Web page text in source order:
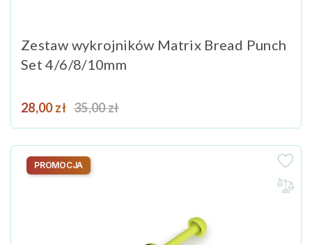
Zestaw wykrojników Matrix Bread Punch
Set 4/6/8/10mm
Cena
28,00 zł Cena podstawowa
35,00 zł
PROMOCJA